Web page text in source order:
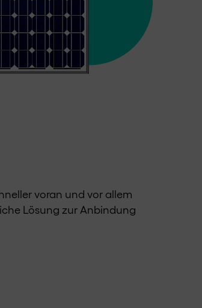
voran und vor allem
Lösung zur Anbindung